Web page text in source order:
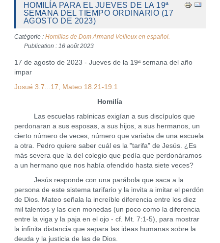
HOMILÍA PARA EL JUEVES DE LA 19ª
SEMANA DEL TIEMPO ORDINARIO (17
AGOSTO DE 2023)
Catégorie : Homilías de Dom Armand Veilleux en español.
Publication : 16 août 2023
17 de agosto de 2023 - Jueves de la 19ª semana del año
impar
Josué 3:7...17; Mateo 18:21-19:1
Homilía
Las escuelas rabínicas exigían a sus discípulos que
perdonaran a sus esposas, a sus hijos, a sus hermanos, un
cierto número de veces, número que variaba de una escuela
a otra. Pedro quiere saber cuál es la "tarifa" de Jesús. ¿Es
más severa que la del colegio que pedía que perdonáramos
a un hermano que nos había ofendido hasta siete veces?
Jesús responde con una parábola que saca a la
persona de este sistema tarifario y la invita a imitar el perdón
de Dios. Mateo señala la increíble diferencia entre los diez
mil talentos y las cien monedas (un poco como la diferencia
entre la viga y la paja en el ojo - cf. Mt. 7:1-5), para mostrar
la infinita distancia que separa las ideas humanas sobre la
deuda y la justicia de las de Dios.